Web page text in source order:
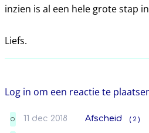
inzien is al een hele grote stap
Liefs.
Log in om een reactie te
O 11 dec 2018 Afscheid ( 2 )